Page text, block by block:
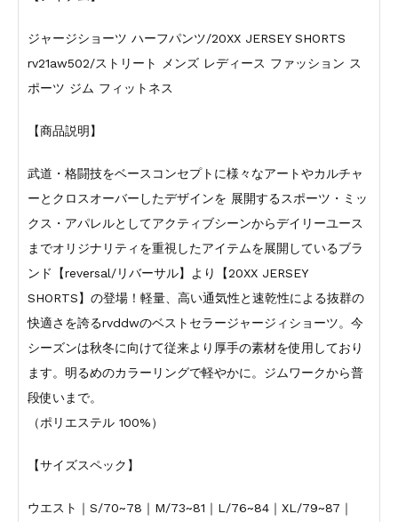
ジャージショーツ ハーフパンツ/20XX JERSEY SHORTS
rv21aw502/ストリート メンズ レディース ファッション ス
ポーツ ジム フィットネス
【商品説明】
武道・格闘技をベースコンセプトに様々なアートやカルチャ
ーとクロスオーバーしたデザインを 展開するスポーツ・ミッ
クス・アパレルとしてアクティブシーンからデイリーユース
までオリジナリティを重視したアイテムを展開しているブラ
ンド【reversal/リバーサル】より【20XX JERSEY
SHORTS】の登場！軽量、高い通気性と速乾性による抜群の
快適さを誇るrvddwのベストセラージャージィショーツ。今
シーズンは秋冬に向けて従来より厚手の素材を使用しており
ます。明るめのカラーリングで軽やかに。ジムワークから普
段使いまで。
（ポリエステル 100%）
【サイズスペック】
ウエスト｜S/70~78｜M/73~81｜L/76~84｜XL/79~87｜